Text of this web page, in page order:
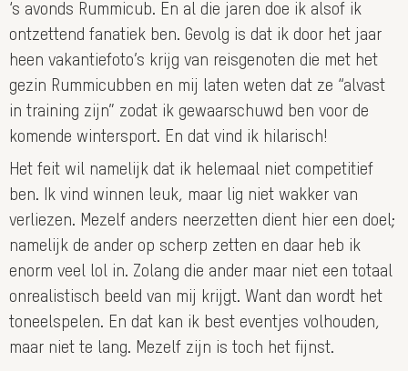
‘s avonds Rummicub. En al die jaren doe ik alsof ik
ontzettend fanatiek ben. Gevolg is dat ik door het jaar
heen vakantiefoto’s krijg van reisgenoten die met het
gezin Rummicubben en mij laten weten dat ze “alvast
in training zijn” zodat ik gewaarschuwd ben voor de
komende wintersport. En dat vind ik hilarisch!
Het feit wil namelijk dat ik helemaal niet competitief
ben. Ik vind winnen leuk, maar lig niet wakker van
verliezen. Mezelf anders neerzetten dient hier een doel;
namelijk de ander op scherp zetten en daar heb ik
enorm veel lol in. Zolang die ander maar niet een totaal
onrealistisch beeld van mij krijgt. Want dan wordt het
toneelspelen. En dat kan ik best eventjes volhouden,
maar niet te lang. Mezelf zijn is toch het fijnst.